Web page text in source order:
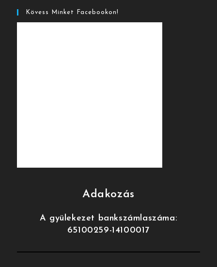
Kövess Minket Facebookon!
Adakozás
A gyülekezet bankszámlaszáma:
65100259-14100017